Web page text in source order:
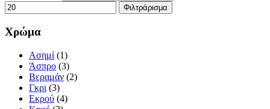
Φιλτράρισμα
Χρώμα
Ασημί (1)
Άσπρο (3)
Βεραμάν (2)
Γκρι (3)
Εκρού (4)